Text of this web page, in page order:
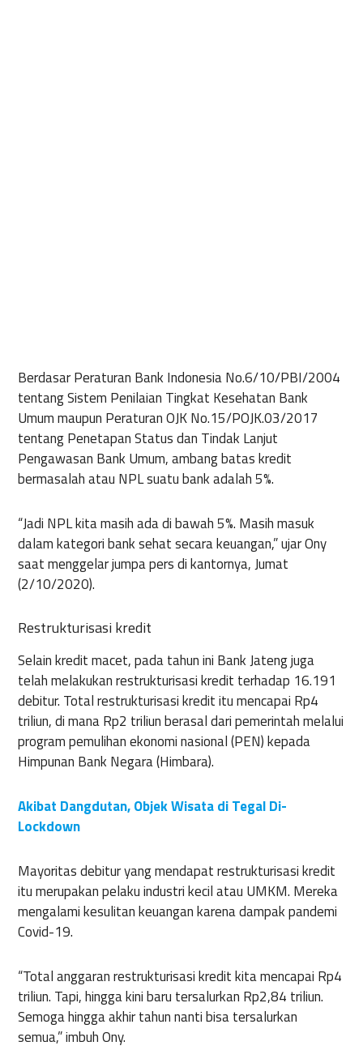
Berdasar Peraturan Bank Indonesia No.6/10/PBI/2004
tentang Sistem Penilaian Tingkat Kesehatan Bank
Umum maupun Peraturan OJK No.15/POJK.03/2017
tentang Penetapan Status dan Tindak Lanjut
Pengawasan Bank Umum, ambang batas kredit
bermasalah atau NPL suatu bank adalah 5%.
“Jadi NPL kita masih ada di bawah 5%. Masih masuk
dalam kategori bank sehat secara keuangan,” ujar Ony
saat menggelar jumpa pers di kantornya, Jumat
(2/10/2020).
Restrukturisasi kredit
Selain kredit macet, pada tahun ini Bank Jateng juga
telah melakukan restrukturisasi kredit terhadap 16.191
debitur. Total restrukturisasi kredit itu mencapai Rp4
triliun, di mana Rp2 triliun berasal dari pemerintah melalui
program pemulihan ekonomi nasional (PEN) kepada
Himpunan Bank Negara (Himbara).
Akibat Dangdutan, Objek Wisata di Tegal Di-
Lockdown
Mayoritas debitur yang mendapat restrukturisasi kredit
itu merupakan pelaku industri kecil atau UMKM. Mereka
mengalami kesulitan keuangan karena dampak pandemi
Covid-19.
“Total anggaran restrukturisasi kredit kita mencapai Rp4
triliun. Tapi, hingga kini baru tersalurkan Rp2,84 triliun.
Semoga hingga akhir tahun nanti bisa tersalurkan
semua,” imbuh Ony.